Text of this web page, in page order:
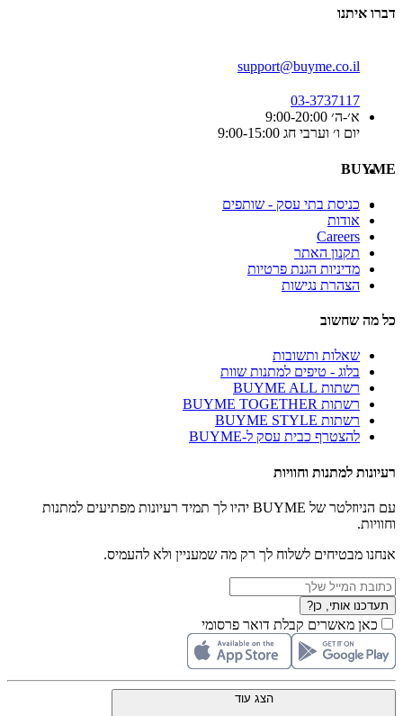
דברו איתנו
support@buyme.co.il
03-3737117
א׳-ה׳ 9:00-20:00
יום ו׳ וערבי חג 9:00-15:00
BUYME
כניסת בתי עסק - שותפים
אודות
Careers
תקנון האתר
מדיניות הגנת פרטיות
הצהרת נגישות
כל מה שחשוב
שאלות ותשובות
בלוג - טיפים למתנות שוות
רשתות BUYME ALL
רשתות BUYME TOGETHER
רשתות BUYME STYLE
להצטרף כבית עסק ל-BUYME
רעיונות למתנות וחוויות
עם הניוזלטר של BUYME יהיו לך תמיד רעיונות מפתיעים למתנות
וחוויות.
אנחנו מבטיחים לשלוח לך רק מה שמעניין ולא להעמיס.
תעדכנו אותי, כן?
כאן מאשרים קבלת דואר פרסומי
הצג עוד